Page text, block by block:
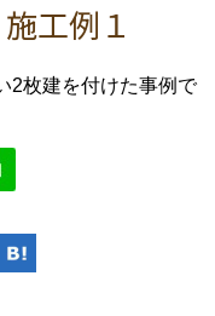
工例１
2枚建を付けた事例で